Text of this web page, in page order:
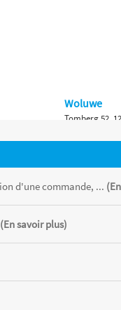
d'une commande, ...
(En savoir plus)
Woluwe
Tomberg 52,
Namur